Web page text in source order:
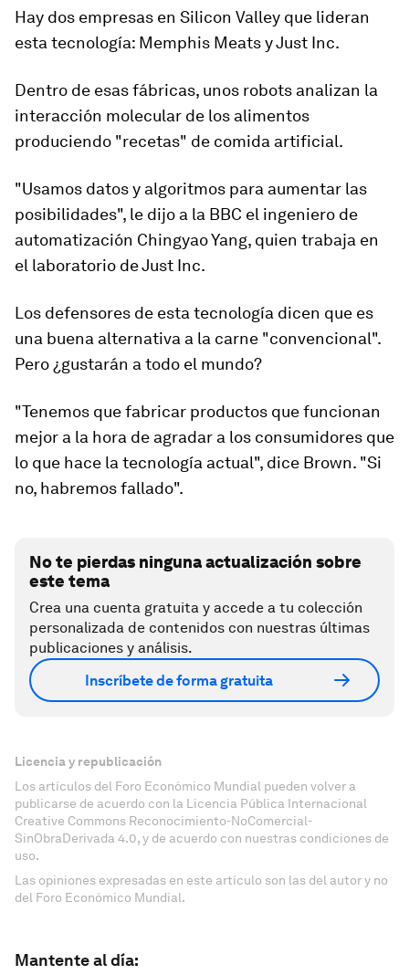
Hay dos empresas en Silicon Valley que lideran
esta tecnología: Memphis MeatsyJust Inc.
Dentro de esas fábricas, unos robots analizan la
interacción molecular de los alimentos
produciendo "recetas" de comida artificial.
"Usamos datos y algoritmos para aumentar las
posibilidades", le dijo a la BBC el ingeniero de
automatización Chingyao Yang, quien trabaja en
el laboratorio de Just Inc.
Los defensores de esta tecnología dicen que es
una buena alternativa a la carne "convencional".
Pero ¿gustarán a todo el mundo?
"Tenemos que fabricar productos que funcionan
mejor a la hora de agradar a los consumidores que
lo que hace la tecnología actual", dice Brown. "Si
no, habremos fallado".
No te pierdas ninguna actualización sobre
este tema
Crea una cuenta gratuita y accede a tu colección
personalizada de contenidos con nuestras últimas
publicaciones y análisis.
Inscríbete de forma gratuita
Licencia y republicación
Los artículos del Foro Económico Mundial pueden volver a
publicarse de acuerdo con la Licencia Pública Internacional
Creative Commons Reconocimiento-NoComercial-
SinObraDerivada 4.0, y de acuerdo con nuestras condiciones de
uso.
Las opiniones expresadas en este artículo son las del autor y no
del Foro Económico Mundial.
Mantente al día: